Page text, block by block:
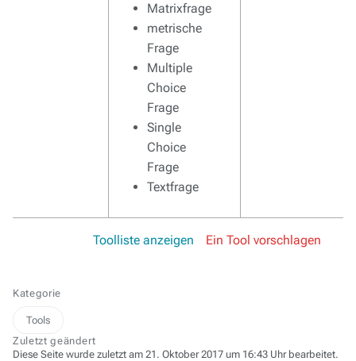
Matrixfrage
metrische
Frage
Multiple
Choice
Frage
Single
Choice
Frage
Textfrage
Toolliste anzeigen Ein Tool vorschlagen
Kategorie
Tools
Zuletzt geändert
Diese Seite wurde zuletzt am 21. Oktober 2017 um 16:43 Uhr bearbeitet.